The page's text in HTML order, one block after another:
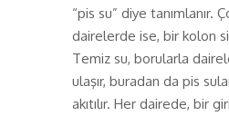
“pis su” diye tanımlanır.
dairelerde ise, bir kolon
Temiz su, borularla
ulaşır, buradan da pis
akıtılır. Her dairede, bir